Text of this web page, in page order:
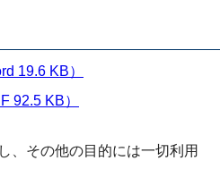
19.6 KB）
92.5 KB）
、その他の目的には一切利用